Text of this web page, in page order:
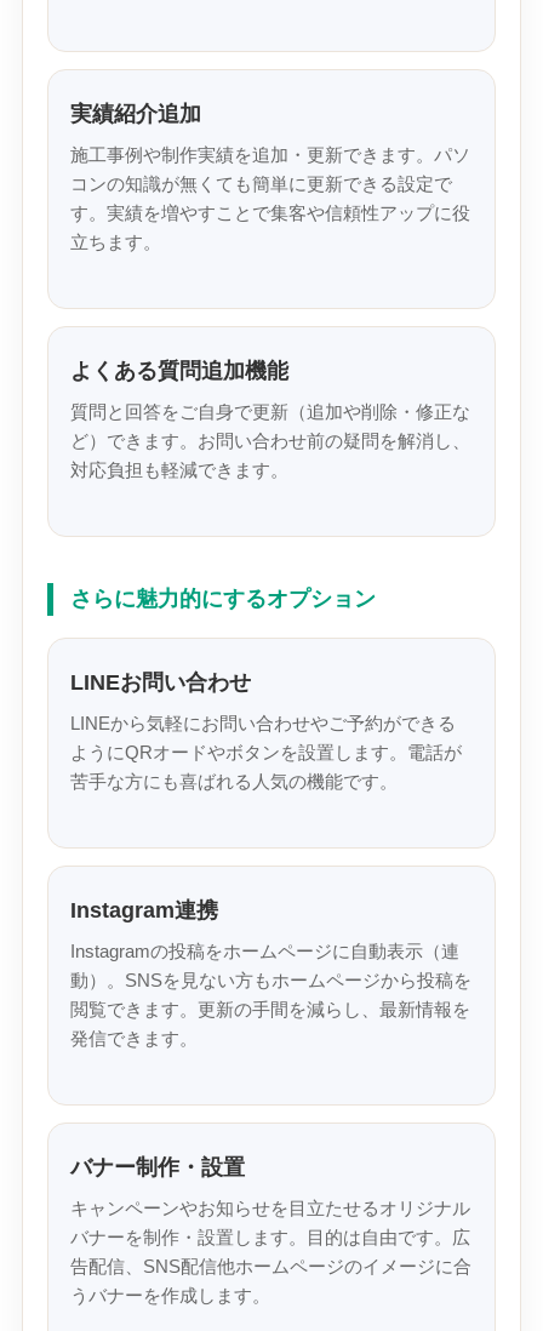
実績紹介追加
施工事例や制作実績を追加・更新できます。パソ
コンの知識が無くても簡単に更新できる設定で
す。実績を増やすことで集客や信頼性アップに役
立ちます。
よくある質問追加機能
質問と回答をご自身で更新（追加や削除・修正な
ど）できます。お問い合わせ前の疑問を解消し、
対応負担も軽減できます。
さらに魅力的にするオプション
LINEお問い合わせ
LINEから気軽にお問い合わせやご予約ができる
ようにQRオードやボタンを設置します。電話が
苦手な方にも喜ばれる人気の機能です。
Instagram連携
Instagramの投稿をホームページに自動表示（連
動）。SNSを見ない方もホームページから投稿を
閲覧できます。更新の手間を減らし、最新情報を
発信できます。
バナー制作・設置
キャンペーンやお知らせを目立たせるオリジナル
バナーを制作・設置します。目的は自由です。広
告配信、SNS配信他ホームページのイメージに合
うバナーを作成します。